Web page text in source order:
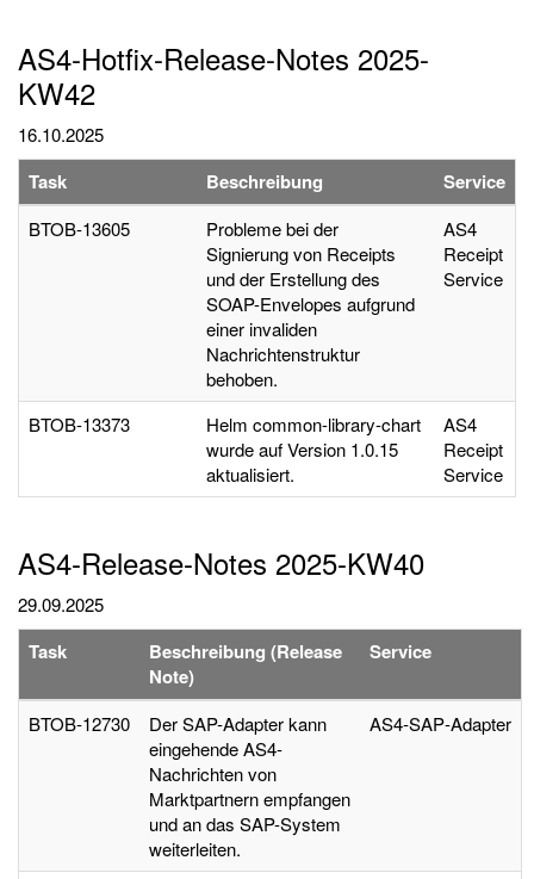
AS4-Hotfix-Release-Notes 2025-
KW42
16.10.2025
Task Beschreibung Service
BTOB-13605
Probleme bei der
Signierung von Receipts
und der Erstellung des
SOAP-Envelopes aufgrund
einer invaliden
Nachrichtenstruktur
behoben.
AS4
Receipt
Service
BTOB-13373
Helm common-library-chart
wurde auf Version 1.0.15
aktualisiert.
AS4
Receipt
Service
AS4-Release-Notes 2025-KW40
29.09.2025
Task
Beschreibung (Release
Note)
Service
BTOB‑12730
Der SAP-Adapter kann
eingehende AS4-
Nachrichten von
Marktpartnern empfangen
und an das SAP-System
weiterleiten.
AS4‑SAP‑Adapter